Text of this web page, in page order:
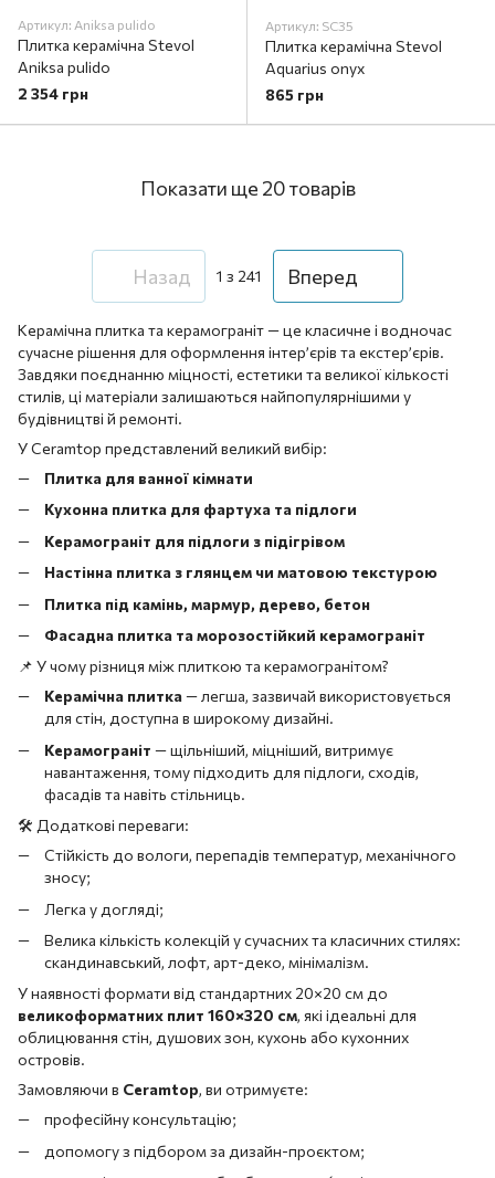
Артикул: Aniksa pulido
Плитка керамічна Stevol
Aniksa pulido
2 354 грн
Артикул: SC35
Плитка керамічна Stevol
Aquarius onyx
865 грн
Показати ще 20 товарів
Назад 1 з 241 Вперед
Керамічна плитка та керамограніт — це класичне і водночас
сучасне рішення для оформлення інтер’єрів та екстер’єрів.
Завдяки поєднанню міцності, естетики та великої кількості
стилів, ці матеріали залишаються найпопулярнішими у
будівництві й ремонті.
У Ceramtop представлений великий вибір:
Плитка для ванної кімнати
Кухонна плитка для фартуха та підлоги
Керамограніт для підлоги з підігрівом
Настінна плитка з глянцем чи матовою текстурою
Плитка під камінь, мармур, дерево, бетон
Фасадна плитка та морозостійкий керамограніт
📌 У чому різниця між плиткою та керамогранітом?
Керамічна плитка— легша, зазвичай використовується
для стін, доступна в широкому дизайні.
Керамограніт — щільніший, міцніший, витримує
навантаження, тому підходить для підлоги, сходів,
фасадів та навіть стільниць.
🛠️ Додаткові переваги:
Стійкість до вологи, перепадів температур, механічного
зносу;
Легка у догляді;
Велика кількість колекцій у сучасних та класичних стилях:
скандинавський, лофт, арт-деко, мінімалізм.
У наявності формати від стандартних 20×20 см до
великоформатних плит 160×320 см, які ідеальні для
облицювання стін, душових зон, кухонь або кухонних
островів.
Замовляючи в Ceramtop, ви отримуєте:
професійну консультацію;
допомогу з підбором за дизайн-проєктом;